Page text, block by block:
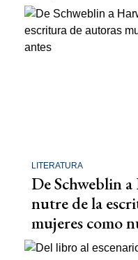
LITERATURA
De Schweblin
nutre de la
mujeres como